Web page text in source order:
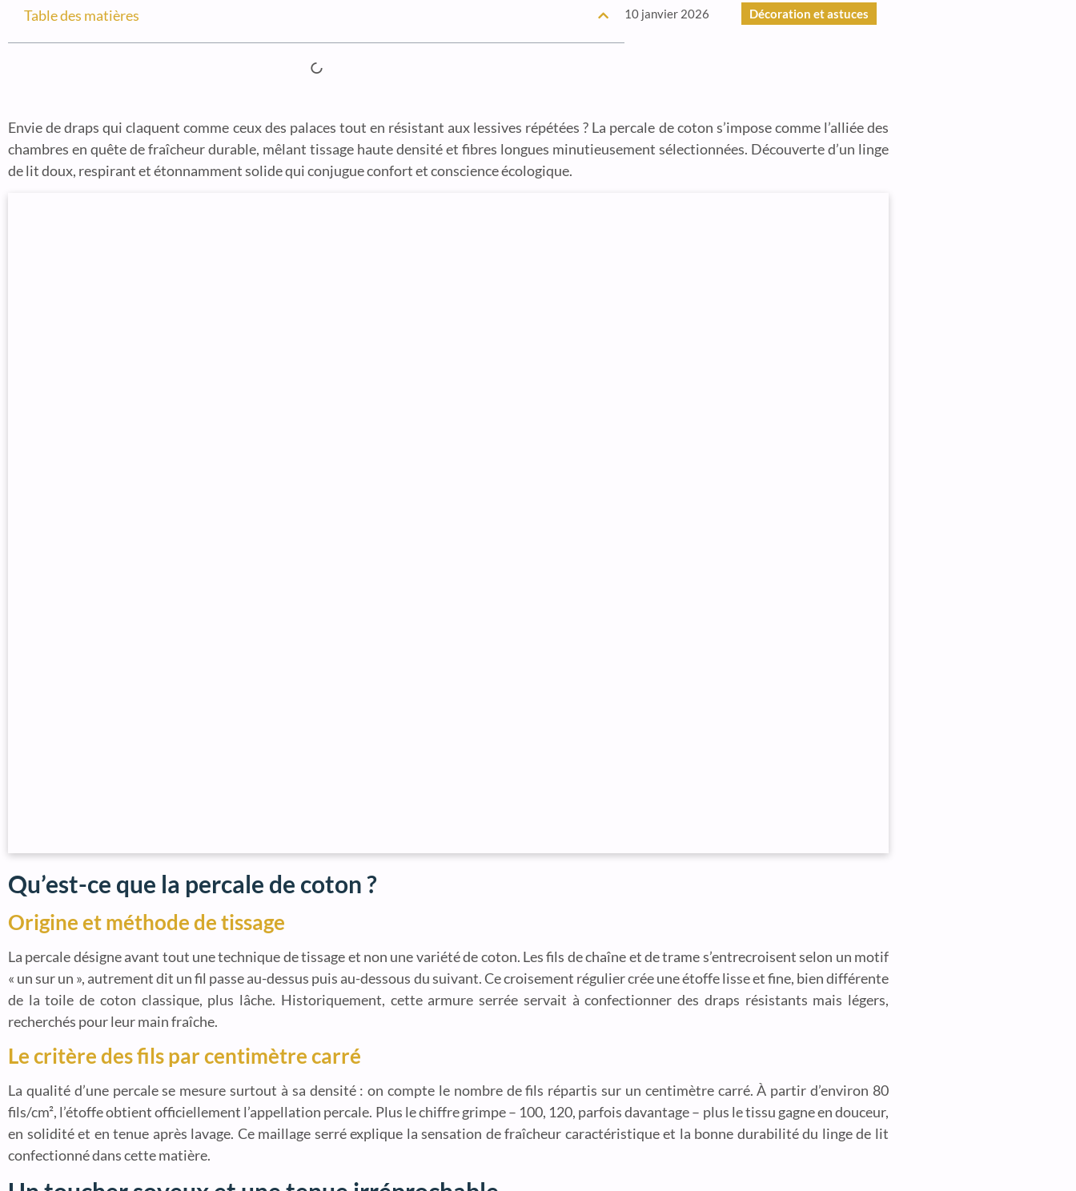
Table des matières 10 janvier 2026 Décoration et astuces
Envie de draps qui claquent comme ceux des palaces tout en résistant aux lessives répétées ? La percale de coton s’impose comme l’alliée des
chambres en quête de fraîcheur durable, mêlant tissage haute densité et fibres longues minutieusement sélectionnées. Découverte d’un linge
de lit doux, respirant et étonnamment solide qui conjugue confort et conscience écologique.
Qu’est-ce que la percale de coton ?
Origine et méthode de tissage
La percale désigne avant tout une technique de tissage et non une variété de coton. Les fils de chaîne et de trame s’entrecroisent selon un motif
« un sur un », autrement dit un fil passe au-dessus puis au-dessous du suivant. Ce croisement régulier crée une étoffe lisse et fine, bien différente
de la toile de coton classique, plus lâche. Historiquement, cette armure serrée servait à confectionner des draps résistants mais légers,
recherchés pour leur main fraîche.
Le critère des fils par centimètre carré
La qualité d’une percale se mesure surtout à sa densité : on compte le nombre de fils répartis sur un centimètre carré. À partir d’environ 80
fils/cm², l’étoffe obtient officiellement l’appellation percale. Plus le chiffre grimpe – 100, 120, parfois davantage – plus le tissu gagne en douceur,
en solidité et en tenue après lavage. Ce maillage serré explique la sensation de fraîcheur caractéristique et la bonne durabilité du linge de lit
confectionné dans cette matière.